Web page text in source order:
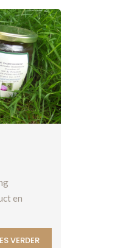
en
VERDER